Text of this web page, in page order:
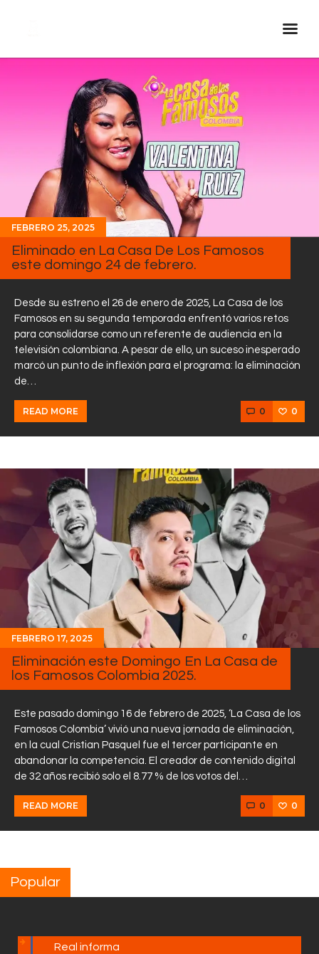
Inicio Real FM
Streaming
En Vivo
Descarga La APP
Programas
Noticias
Equipo
Sobre Nosotros
Contactos
FEBRERO 25, 2025
Eliminado en La Casa De Los Famosos
este domingo 24 de febrero.
Desde su estreno el 26 de enero de 2025, La Casa de los
Famosos en su segunda temporada enfrentó varios retos
para consolidarse como un referente de audiencia en la
televisión colombiana. A pesar de ello, un suceso inesperado
marcó un punto de inflexión para el programa: la eliminación
de…
READ MORE 0 0
FEBRERO 17, 2025
Eliminación este Domingo En La Casa de
los Famosos Colombia 2025.
Este pasado domingo 16 de febrero de 2025, ‘La Casa de los
Famosos Colombia’ vivió una nueva jornada de eliminación,
en la cual Cristian Pasquel fue el tercer participante en
abandonar la competencia. El creador de contenido digital
de 32 años recibió solo el 8.77 % de los votos del…
READ MORE 0 0
Popular
Real informa